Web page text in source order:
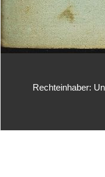
Rechteinhaber: